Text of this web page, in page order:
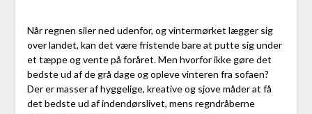
Når regnen siler ned udenfor, og vintermørket lægger sig
over landet, kan det være fristende bare at putte sig under
et tæppe og vente på foråret. Men hvorfor ikke gøre det
bedste ud af de grå dage og opleve vinteren fra sofaen?
Der er masser af hyggelige, kreative og sjove måder at få
det bedste ud af indendørslivet, mens regndråberne